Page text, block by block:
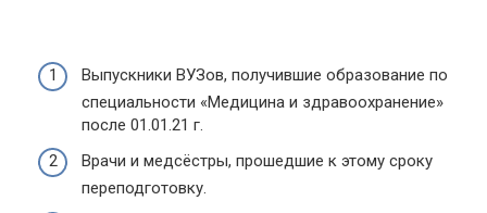
Выпускники ВУЗов, получившие образование по
специальности «Медицина и здравоохранение»
после 01.01.21 г.
Врачи и медсёстры, прошедшие к этому сроку
переподготовку.